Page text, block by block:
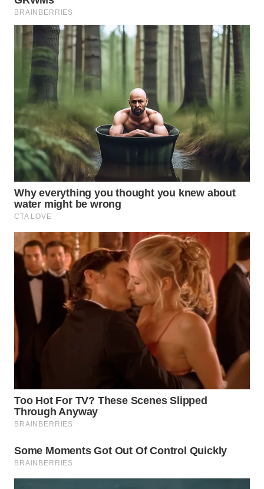
MALUKU
WN
MALUT
WN
DAIRI
WN
DANAU
TOBA
WN
NIAS
LANGKAT
WN
TAPANULI
SELATAN
WN
TANJUNG
KARO
WN
WN
LABUHANBATU